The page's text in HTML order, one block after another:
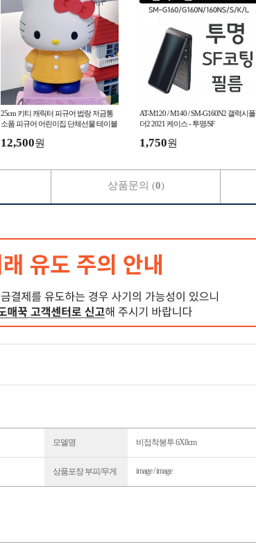
25cm 키티 캐릭터 피규어 법랑 저금통
소품 피규어 어린이집 단체선물 테이블
12,500원
AT-M120 / M140 / SM-G160N2 갤럭시폴
더2 2021 케이스 - 투명/SF
1,750원
모델명 비접착봉투 6X8cm
상품포장 부피/무게 image / image
상품문의 (0)